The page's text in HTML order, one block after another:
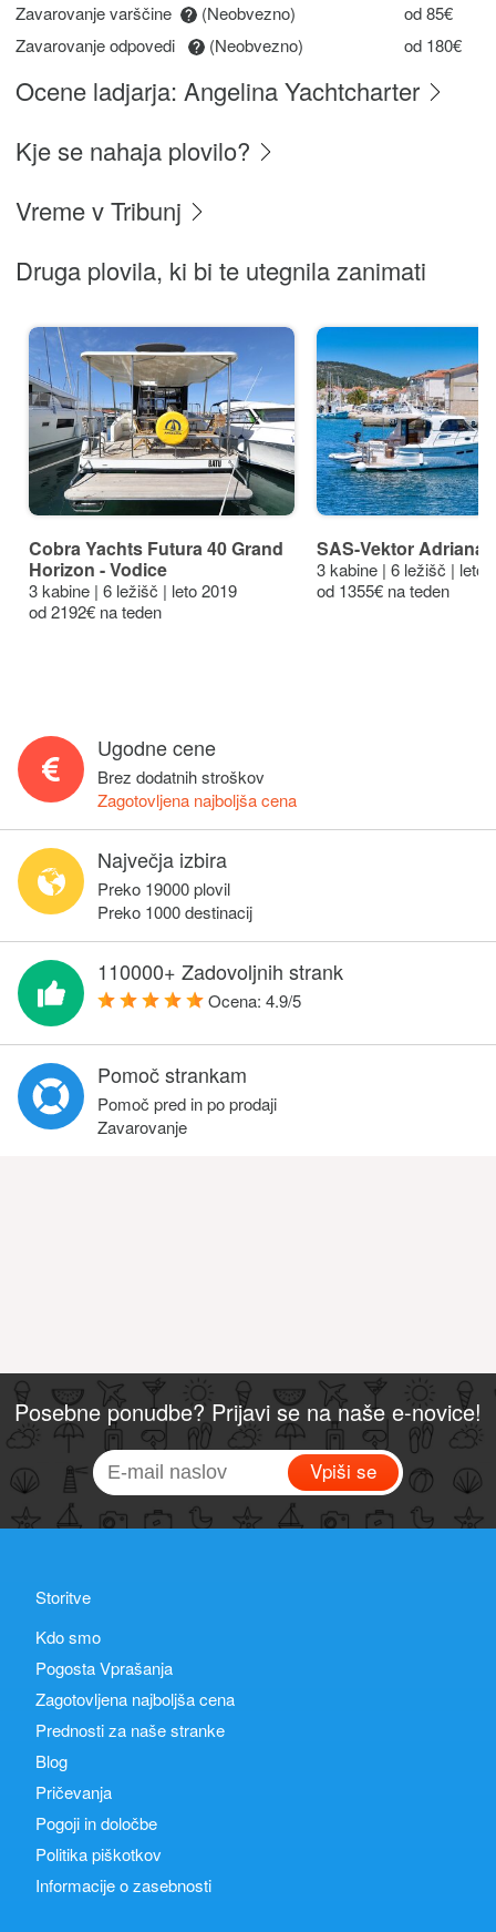
Zavarovanje varščine (Neobvezno)
od 85€
Zavarovanje odpovedi
(Neobvezno) od 180€
Ocene ladjarja: Angelina Yachtcharter
Kje se nahaja plovilo?
Vreme v Tribunj
Druga plovila, ki bi te utegnila zanimati
Cobra Yachts Futura 40 Grand
Horizon - Vodice
3 kabine | 6 ležišč | leto 2019
od 2192€ na teden
SAS-Vektor Adriana
3 kabine | 6 ležišč | leto
od 1355€ na teden
Ugodne cene
Brez dodatnih stroškov
Zagotovljena najboljša cena
Največja izbira
Preko 19000 plovil
Preko 1000 destinacij
110000+ Zadovoljnih strank
Ocena: 4.9/5
Pomoč strankam
Pomoč pred in po prodaji
Zavarovanje
Posebne ponudbe? Prijavi se na naše e-novice!
Vpiši se
Storitve
Kdo smo
Pogosta Vprašanja
Zagotovljena najboljša cena
Prednosti za naše stranke
Blog
Pričevanja
Pogoji in določbe
Politika piškotkov
Informacije o zasebnosti